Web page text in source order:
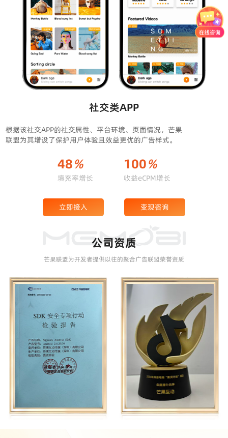
社交类APP
根据该社交APP的社交属性、平台环境、页面情况，芒果
联盟为其增设了保护用户体验且效益更优的广告样式。
48%
填充率增长
100%
收益eCPM增长
立即接入 变现咨询
公司资质
芒果联盟为开发者提供以往的聚合广告联盟荣誉资质